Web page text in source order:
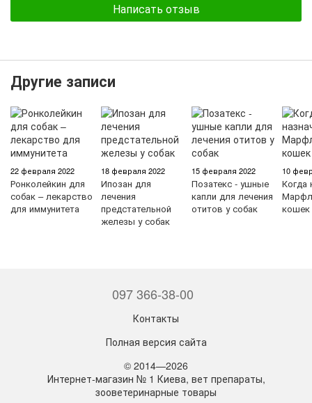
Написать отзыв
Другие записи
22 февраля 2022
Ронколейкин для
собак – лекарство
для иммунитета
18 февраля 2022
Ипозан для
лечения
предстательной
железы у собак
15 февраля 2022
Позатекс - ушные
капли для лечения
отитов у собак
10
Когда
кошек
097 366-38-00
Контакты
Полная версия сайта
© 2014—2026
Интернет-магазин № 1 Киева, вет препараты,
зооветеринарные товары